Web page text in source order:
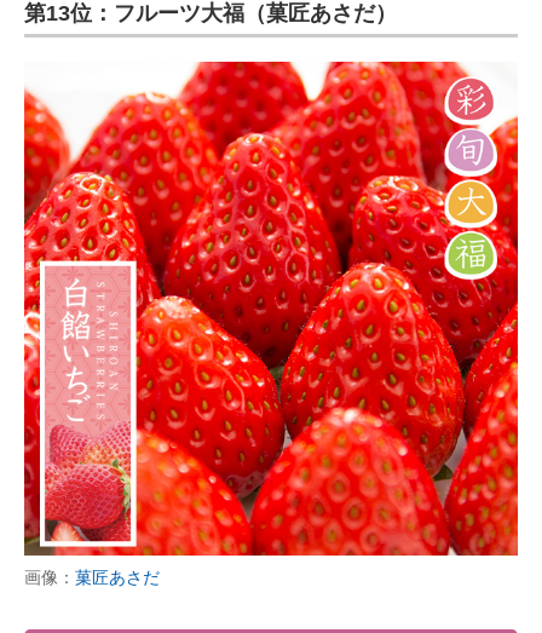
第13位：フルーツ大福（菓匠あさだ）
画像： 菓匠あさだ